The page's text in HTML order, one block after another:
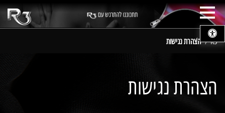
פתח
תפריט
מובייל
R3 הצהרת נגישות
הצהרת נגישות